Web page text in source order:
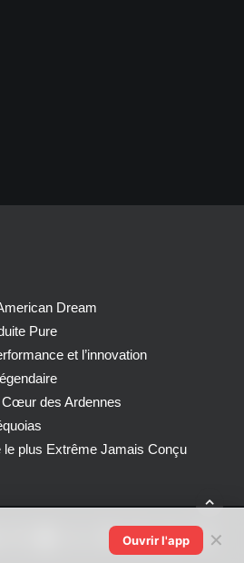
Dream
Pure
et l’innovation
Cœur des Ardennes
plus Extrême Jamais Conçu
Ouvrir l'app ✕